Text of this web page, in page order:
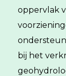
oppervlak
bij het